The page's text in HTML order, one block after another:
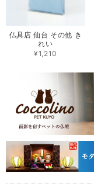
仏具店 仙台 その他 き
れい
¥1,210